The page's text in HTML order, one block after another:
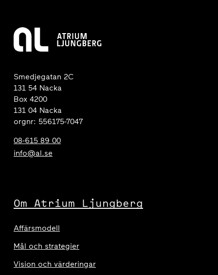
Smedjegatan 2C
131 54 Nacka
Box 4200
131 04 Nacka
orgnr: 556175-7047
08-615 89 00
info@al.se
Om Atrium Ljungberg
Affärsmodell
Mål och strategier
Vision och värderingar